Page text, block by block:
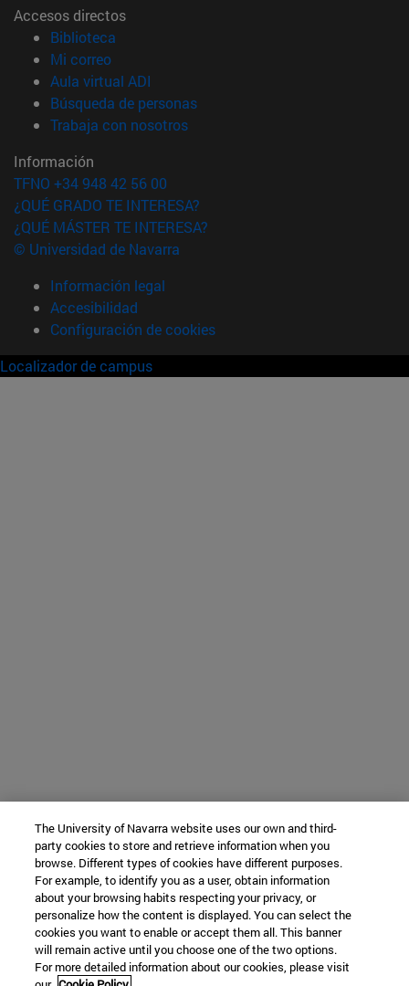
Accesos directos
Biblioteca
Mi correo(abre en nueva ventana)
Aula virtual ADI
Búsqueda de personas(abre en nueva ventana)
Trabaja con nosotros(abre en nueva ventana)
Información
TFNO +34 948 42 56 00
¿QUÉ GRADO TE INTERESA?
¿QUÉ MÁSTER TE INTERESA?
© Universidad de Navarra
Información legal
Accesibilidad
Configuración de cookies
Localizador de campus
The University of Navarra website uses our own and third-
party cookies to store and retrieve information when you
browse. Different types of cookies have different purposes.
For example, to identify you as a user, obtain information
about your browsing habits respecting your privacy, or
personalize how the content is displayed. You can select the
cookies you want to enable or accept them all. This banner
will remain active until you choose one of the two options.
For more detailed information about our cookies, please visit